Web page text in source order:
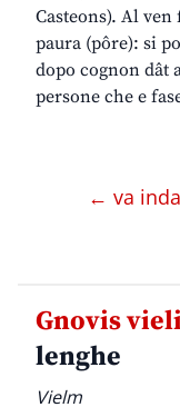
Casteons). Al
paura (pôre): si
dopo cognon dât
persone che e
← va
Gnovis
lenghe
Vielm